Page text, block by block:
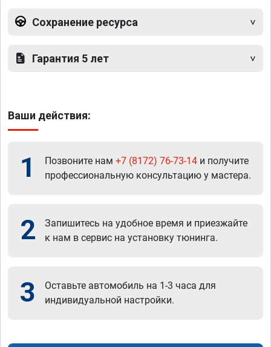
Сохранение ресурса
Гарантия 5 лет
Ваши действия:
1 Позвоните нам +7 (8172) 76-73-14 и получите
профессиональную консультацию у мастера.
2
Запишитесь на удобное время и приезжайте
к нам в сервис на установку тюнинга.
3
Оставьте автомобиль на 1-3 часа для
индивидуальной настройки.